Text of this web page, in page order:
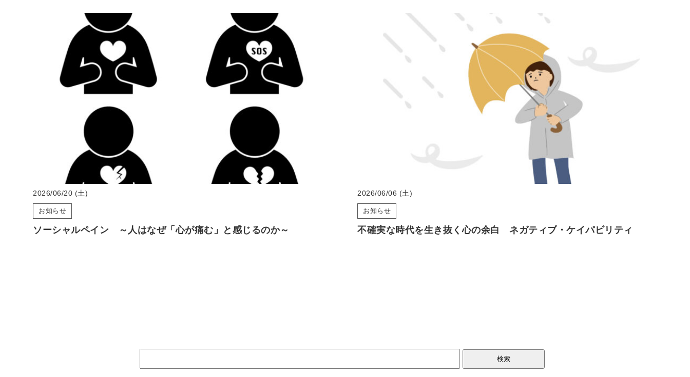
2026/06/20 (土)
お知らせ
ソーシャルペイン ～人はなぜ「心が痛む」と感じるのか～
2026/06/06 (土)
お知らせ
不確実な時代を生き抜く心の余白 ネガティブ・ケイパビリティ